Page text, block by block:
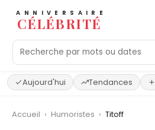
ANNIVERSAIRE
CÉLÉBRITÉ
Aujourd'hui Tendances
Accueil › Humoristes › Titoff